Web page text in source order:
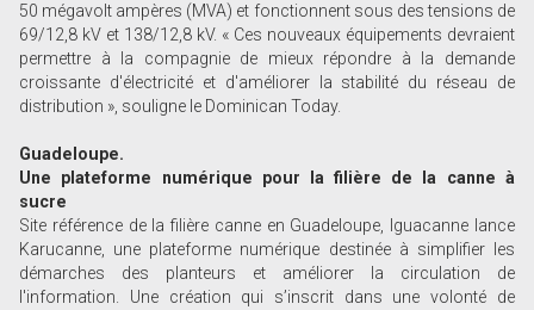
50 mégavolt ampères (MVA) et fonctionnent sous des tensions de
69/12,8 kV et 138/12,8 kV. « Ces nouveaux équipements devraient
permettre à la compagnie de mieux répondre à la demande
croissante d'électricité et d'améliorer la stabilité du réseau de
distribution », souligne le Dominican Today.
Guadeloupe.
Une plateforme numérique pour la filière de la canne à
sucre
Site référence de la filière canne en Guadeloupe, Iguacanne lance
Karucanne, une plateforme numérique destinée à simplifier les
démarches des planteurs et améliorer la circulation de
l'information. Une création qui s’inscrit dans une volonté de